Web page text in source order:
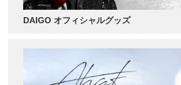
DAIGO オフィシャルグッズ